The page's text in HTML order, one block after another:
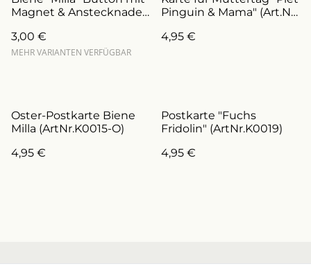
Magnet & Anstecknadel
3,00 €
MEHR VARIANTEN VERFÜGBAR
Pinguin & Mama" (Art.Nr.:
4,95 €
Oster-Postkarte Biene
Milla (ArtNr.K0015-O)
4,95 €
Postkarte "Fuchs
Fridolin" (ArtNr.K0019)
4,95 €